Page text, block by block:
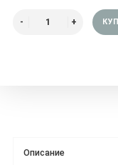
Описание